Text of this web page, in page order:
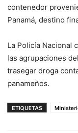
contenedor
Panamá, destino
La Policía Nacional
las agrupaciones
trasegar droga
panameños.
ETIQUETAS